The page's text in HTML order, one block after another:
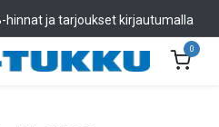
hinnat ja tarjoukset kirjautumalla
0